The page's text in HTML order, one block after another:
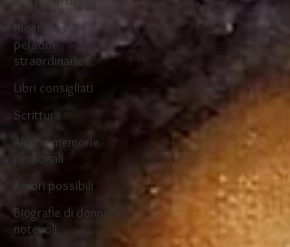
Biografie di
persone
straordinarie
Libri consigliati
Scrittura
Alcune memorie
personali
Amori possibili
Biografie di donne
notevoli